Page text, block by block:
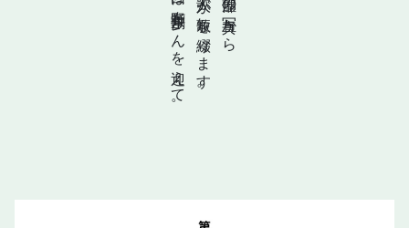
二人の歌人が短歌を綴ります。
回は布野割歩さんを迎えて。